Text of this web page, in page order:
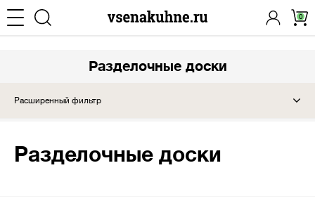
0
Разделочные доски
Расширенный фильтр
Разделочные доски